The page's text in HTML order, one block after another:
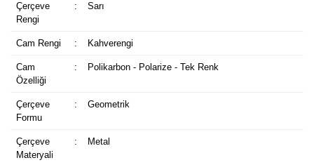
Çerçeve
Rengi
: Sarı
Cam Rengi : Kahverengi
Cam
Özelliği
: Polikarbon - Polarize - Tek Renk
Çerçeve
Formu
: Geometrik
Çerçeve
Materyali
: Metal